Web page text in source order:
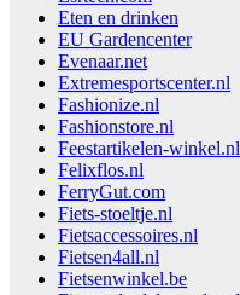
Eten en drinken
EU Gardencenter
Evenaar.net
Extremesportscenter.nl
Fashionize.nl
Fashionstore.nl
Feestartikelen-winkel.nl
Felixflos.nl
FerryGut.com
Fiets-stoeltje.nl
Fietsaccessoires.nl
Fietsen4all.nl
Fietsenwinkel.be